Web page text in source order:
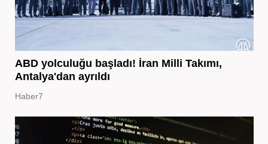
ABD yolculuğu başladı! İran Milli Takımı,
Antalya'dan ayrıldı
Haber7